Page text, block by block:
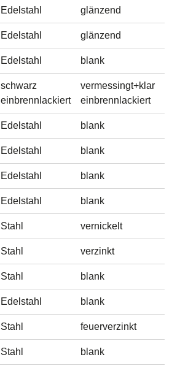
Edelstahl glänzend
Edelstahl glänzend
Edelstahl blank
schwarz
einbrennlackiert
vermessingt+klar
einbrennlackiert
Edelstahl blank
Edelstahl blank
Edelstahl blank
Edelstahl blank
Stahl vernickelt
Stahl verzinkt
Stahl blank
Edelstahl blank
Stahl feuerverzinkt
Stahl blank